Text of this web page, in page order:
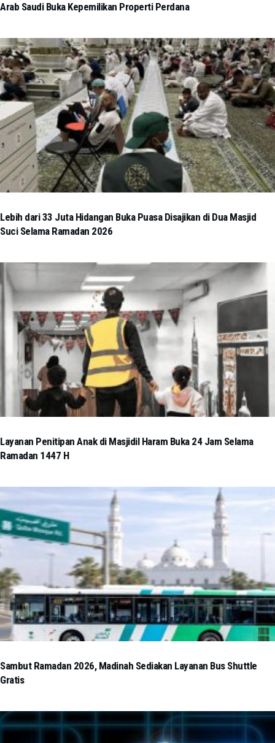
Arab Saudi Buka Kepemilikan Properti Perdana
Lebih dari 33 Juta Hidangan Buka Puasa Disajikan di Dua Masjid
Suci Selama Ramadan 2026
Layanan Penitipan Anak di Masjidil Haram Buka 24 Jam Selama
Ramadan 1447 H
Sambut Ramadan 2026, Madinah Sediakan Layanan Bus Shuttle
Gratis